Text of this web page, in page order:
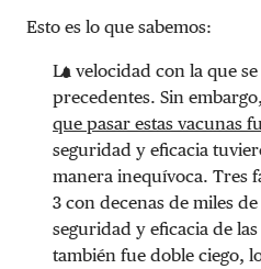
Esto es lo que sabemos:
La velocidad con la que
precedentes. Sin embargo,
que pasar estas vacunas
seguridad y eficacia
manera inequívoca. Tres
3 con decenas de miles
seguridad y eficacia de
también fue doble ciego,